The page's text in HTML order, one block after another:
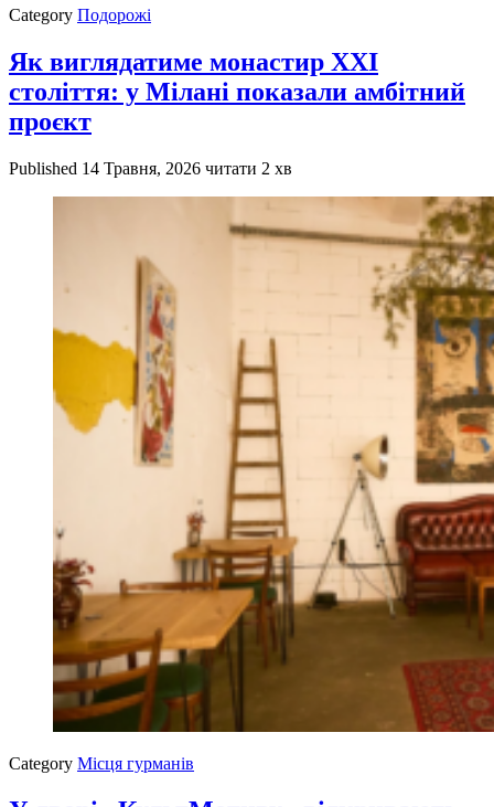
Category Подорожі
Як виглядатиме монастир XXI
століття: у Мілані показали амбітний
проєкт
Published 14 Травня, 2026 читати 2 хв
Category Місця гурманів